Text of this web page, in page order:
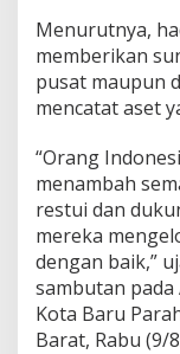
Menurutnya,
memberikan
pusat maupun
mencatat aset
“Orang
menambah
restui dan
mereka
dengan baik,”
sambutan pada
Kota Baru
Barat, Rabu (9/